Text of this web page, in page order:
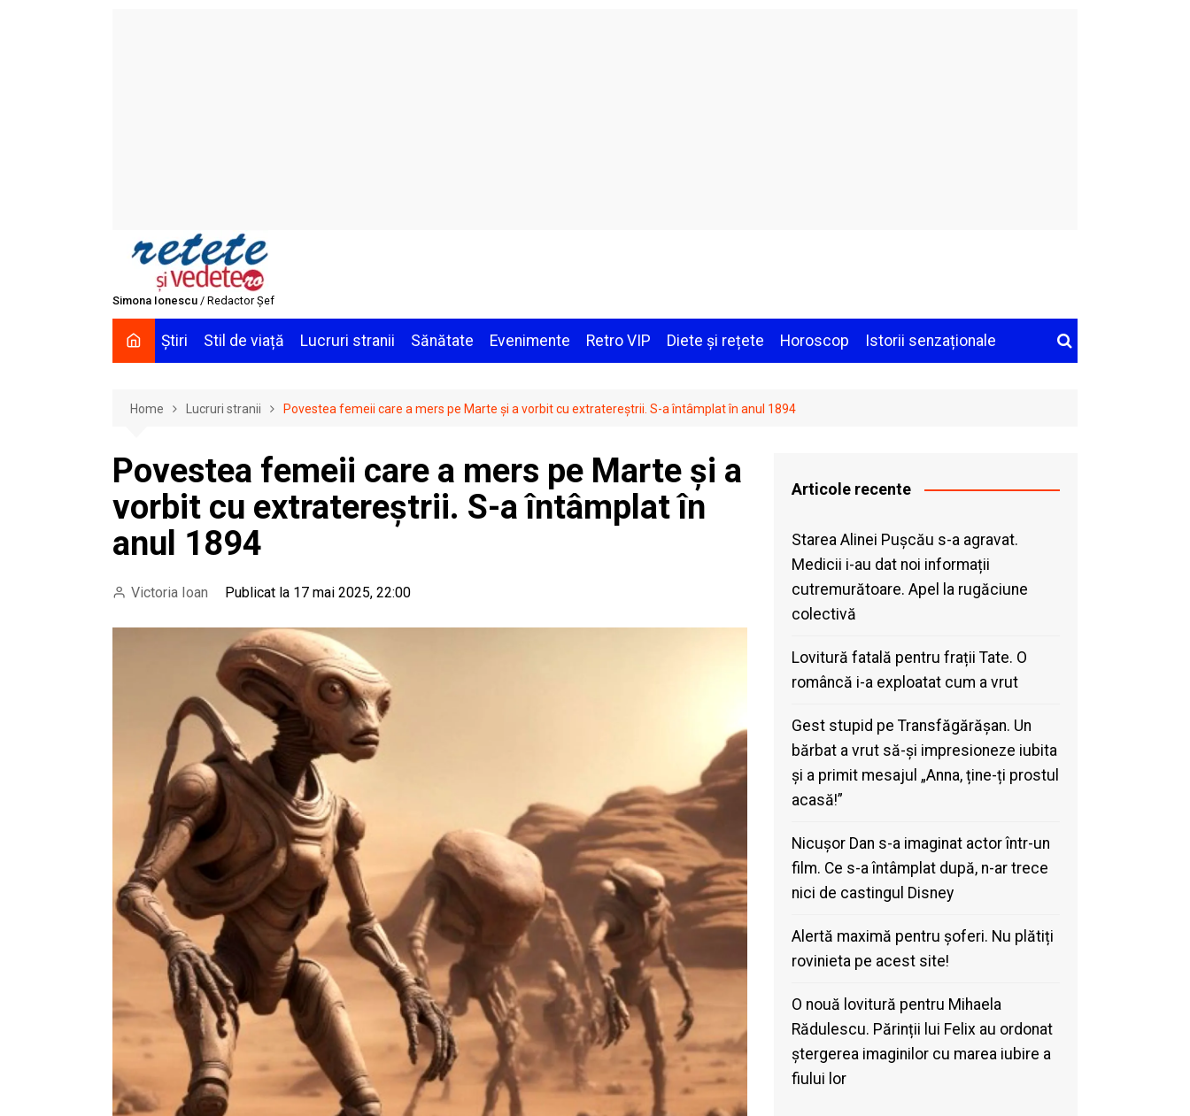
Simona Ionescu / Redactor Șef
Știri Stil de viață Lucruri stranii Sănătate Evenimente Retro VIP Diete și rețete Horoscop Istorii senzaționale
Home Lucruri stranii Povestea femeii care a mers pe Marte și a vorbit cu extratereștrii. S-a întâmplat în anul 1894
Povestea femeii care a mers pe Marte și a
vorbit cu extratereștrii. S-a întâmplat în
anul 1894
Victoria Ioan Publicat la 17 mai 2025, 22:00
Articole recente
Starea Alinei Pușcău s-a agravat.
Medicii i-au dat noi informații
cutremurătoare. Apel la rugăciune
colectivă
Lovitură fatală pentru frații Tate. O
româncă i-a exploatat cum a vrut
Gest stupid pe Transfăgărășan. Un
bărbat a vrut să-și impresioneze iubita
și a primit mesajul „Anna, ține-ți prostul
acasă!”
Nicușor Dan s-a imaginat actor într-un
film. Ce s-a întâmplat după, n-ar trece
nici de castingul Disney
Alertă maximă pentru șoferi. Nu plătiți
rovinieta pe acest site!
O nouă lovitură pentru Mihaela
Rădulescu. Părinții lui Felix au ordonat
ștergerea imaginilor cu marea iubire a
fiului lor